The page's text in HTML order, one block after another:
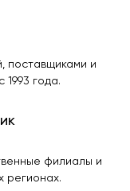
поставщиками и
1993 года.
филиалы и
регионах.